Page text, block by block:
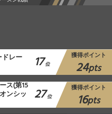
レー 17 位
獲得ポイント
24pts
ス(第15
ンシッ 27 位
獲得ポイント
16pts